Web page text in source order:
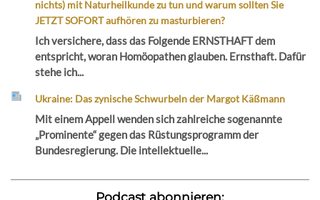
nichts) mit Naturheilkunde zu tun und warum sollten Sie
JETZT SOFORT aufhören zu masturbieren?
Ich versichere, dass das Folgende ERNSTHAFT dem
entspricht, woran Homöopathen glauben. Ernsthaft. Dafür
stehe ich...
Ukraine: Das zynische Schwurbeln der Margot Käßmann
Mit einem Appell wenden sich zahlreiche sogenannte
„Prominente“ gegen das Rüstungsprogramm der
Bundesregierung. Die intellektuelle...
Podcast abonnieren: